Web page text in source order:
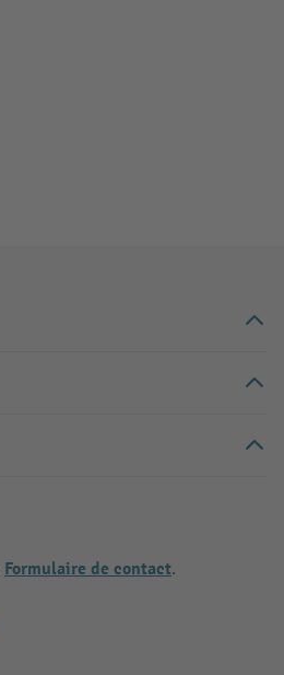
Formulaire de contact.